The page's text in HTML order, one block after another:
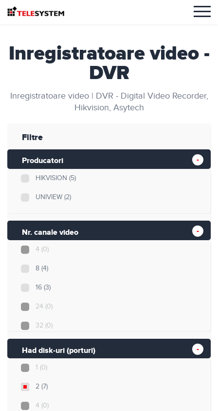
Inregistratoare video -
DVR
Inregistratoare video | DVR - Digital Video Recorder,
Hikvision, Asytech
Filtre
Producatori
HIKVISION (5)
UNIVIEW (2)
Nr. canale video
4 (0)
8 (4)
16 (3)
24 (0)
32 (0)
Had disk-uri (porturi)
1 (0)
2 (7)
4 (0)